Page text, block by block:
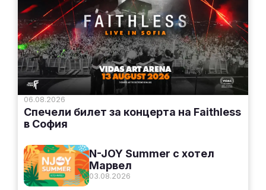
06.08.2026
Спечели билет за концерта на Faithless
в София
03.08.2026
N-JOY Summer с хотел
Марвел